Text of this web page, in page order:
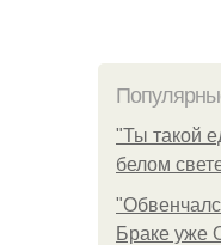
"Ты такой
белом
Браке уже